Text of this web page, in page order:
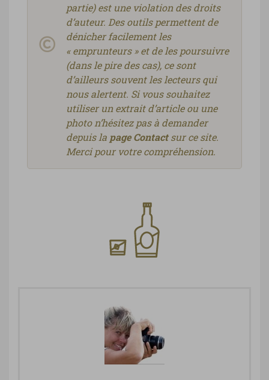
partie) est une violation des droits
d’auteur. Des outils permettent de
dénicher facilement les
« emprunteurs » et de les poursuivre
(dans le pire des cas), ce sont
d’ailleurs souvent les lecteurs qui
nous alertent. Si vous souhaitez
utiliser un extrait d’article ou une
photo n’hésitez pas à demander
depuis la page Contactsur ce site.
Merci pour votre compréhension.